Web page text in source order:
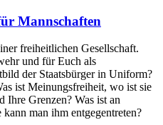
Mannschaften
freiheitlichen Gesellschaft.
und für Euch als
der Staatsbürger in Uniform?
ist Meinungsfreiheit, wo ist sie
Grenzen? Was ist an
man ihm entgegentreten?